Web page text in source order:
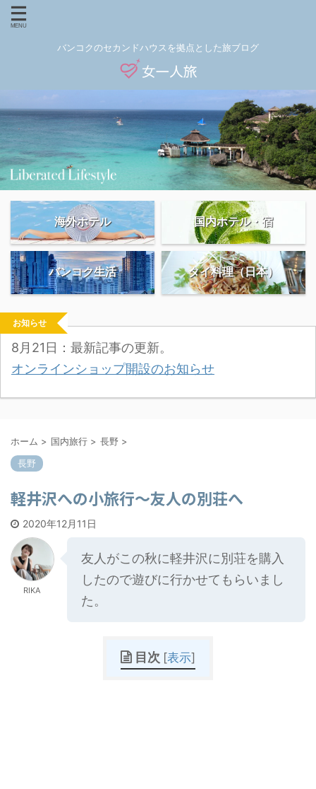
バンコクのセカンドハウスを拠点とした旅ブログ
海外ホテル 国内ホテル・宿
バンコク生活 タイ料理（日本）
お知らせ
8月21日：最新記事の更新。
オンラインショップ開設のお知らせ
ホーム > 国内旅行 > 長野 >
長野
軽井沢への小旅行～友人の別荘へ
2020年12月11日
RIKA
友人がこの秋に軽井沢に別荘を購入
したので遊びに行かせてもらいまし
た。
目次 [表示]